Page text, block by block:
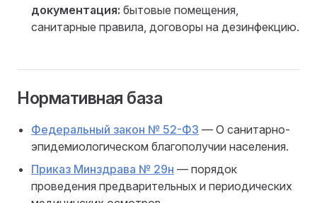
документация: бытовые помещения,
санитарные правила, договоры на дезинфекцию.
Нормативная база
Федеральный закон № 52-ФЗ — О санитарно-
эпидемиологическом благополучии населения.
Приказ Минздрава № 29н — порядок
проведения предварительных и периодических